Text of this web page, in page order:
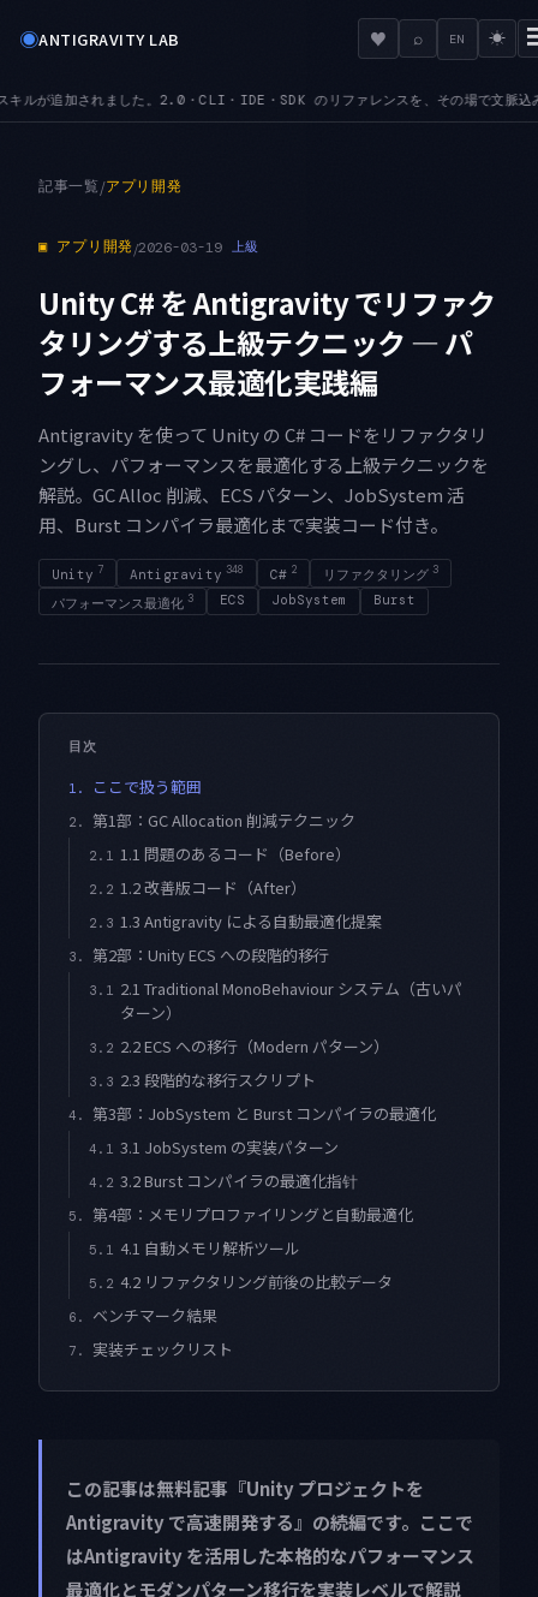
◉ANTIGRAVITY LAB ♥ ⌕ EN ☀
●MCPURL — mcp_config.json が serverUrl に加えて url も受け付けるように
記事一覧/アプリ開発
▣ アプリ開発/2026-03-19 上級
Unity C# を Antigravity でリファク
タリングする上級テクニック — パ
フォーマンス最適化実践編
Antigravity を使って Unity の C# コードをリファクタリ
ングし、パフォーマンスを最適化する上級テクニックを
解説。GC Alloc 削減、ECS パターン、JobSystem 活
用、Burst コンパイラ最適化まで実装コード付き。
Unity 7 Antigravity 348 C# 2 リファクタリング 3
パフォーマンス最適化 3 ECS JobSystem Burst
目次
1. ここで扱う範囲
2. 第1部：GC Allocation 削減テクニック
2.1 1.1 問題のあるコード（Before）
2.2 1.2 改善版コード（After）
2.3 1.3 Antigravity による自動最適化提案
3. 第2部：Unity ECS への段階的移行
3.1 2.1 Traditional MonoBehaviour システム（古いパ
ターン）
3.2 2.2 ECS への移行（Modern パターン）
3.3 2.3 段階的な移行スクリプト
4. 第3部：JobSystem と Burst コンパイラの最適化
4.1 3.1 JobSystem の実装パターン
4.2 3.2 Burst コンパイラの最適化指针
5. 第4部：メモリプロファイリングと自動最適化
5.1 4.1 自動メモリ解析ツール
5.2 4.2 リファクタリング前後の比較データ
6. ベンチマーク結果
7. 実装チェックリスト
この記事は無料記事『Unity プロジェクトを
Antigravity で高速開発する』の続編です。ここで
はAntigravity を活用した本格的なパフォーマンス
最適化とモダンパターン移行を実装レベルで解説